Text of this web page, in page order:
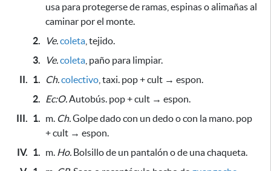
usa para protegerse de ramas, espinas o alimañas al
caminar por el monte.
2.
Ve.coleta , tejido.
3.
Ve.coleta , paño para limpiar.
II. 1. Ch.colectivo , taxi. pop + cult → espon.
2. Ec:O.Autobús. pop + cult → espon.
III. 1. m. Ch.Golpe dado con un dedo o con la mano. pop
+ cult → espon.
IV. 1. m. Ho. Bolsillo de un pantalón o de una chaqueta.